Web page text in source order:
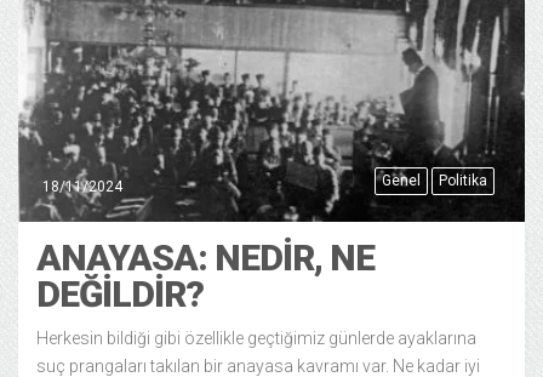
Genel Politika
18/11/2024
ANAYASA: NEDIR, NE
DEĞILDIR?
Herkesin bildiği gibi özellikle geçtiğimiz günlerde ayaklarına
suç prangaları takılan bir anayasa kavramı var. Ne kadar iyi